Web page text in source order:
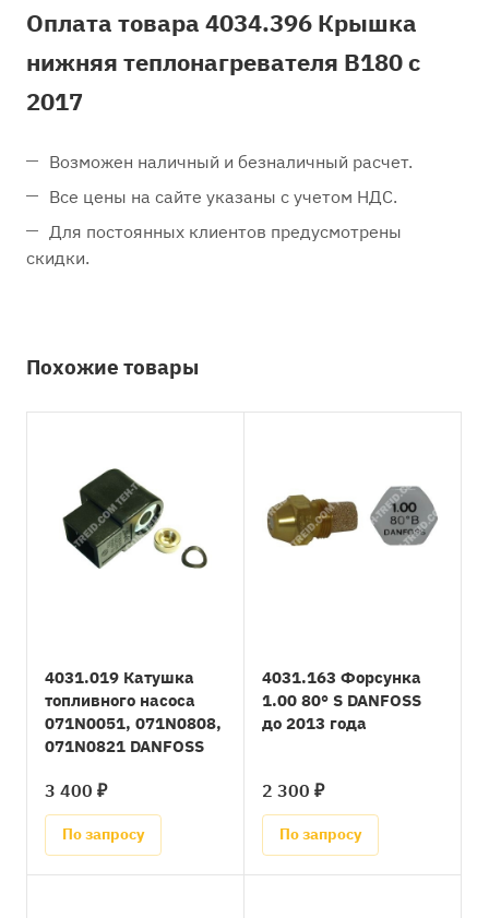
Оплата товара 4034.396 Крышка
нижняя теплонагревателя B180 с
2017
Возможен наличный и безналичный расчет.
Все цены на сайте указаны с учетом НДС.
Для постоянных клиентов предусмотрены
скидки.
Похожие товары
4031.019 Катушка
топливного насоса
071N0051, 071N0808,
071N0821 DANFOSS
3 400 ₽
По запросу
4031.163 Форсунка
1.00 80° S DANFOSS
до 2013 года
2 300 ₽
По запросу